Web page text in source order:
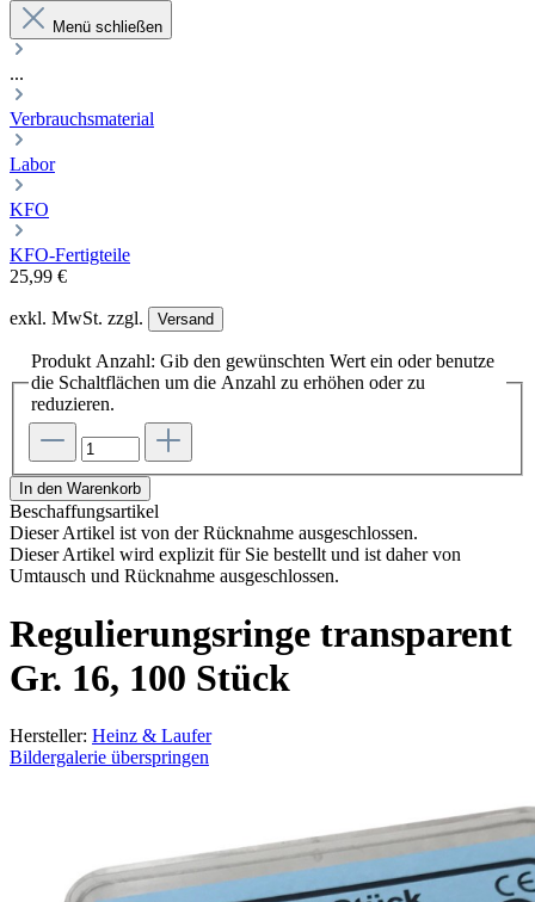
Menü schließen
...
Verbrauchsmaterial
Labor
KFO
KFO-Fertigteile
25,99 €
exkl. MwSt. zzgl. Versand
Produkt Anzahl: Gib den gewünschten Wert ein oder benutze
die Schaltflächen um die Anzahl zu erhöhen oder zu
reduzieren.
In den Warenkorb
Beschaffungsartikel
Dieser Artikel ist von der Rücknahme ausgeschlossen.
Dieser Artikel wird explizit für Sie bestellt und ist daher von
Umtausch und Rücknahme ausgeschlossen.
Regulierungsringe transparent
Gr. 16, 100 Stück
Hersteller: Heinz & Laufer
Bildergalerie überspringen